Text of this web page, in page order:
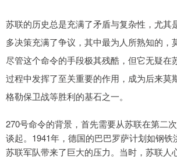
苏联的历史总是充满了矛盾与复杂性，尤其
多决策充满了争议，其中最为人所熟知的，
尽管这个命令的手段极其残酷，但它无疑在
过程中发挥了至关重要的作用，成为后来莫
格勒保卫战等胜利的基石之一。
270号命令的背景，首先需要从苏联在第二
谈起。1941年，德国的巴巴罗萨计划如钢铁
苏联军队带来了巨大的压力。当时，苏联人